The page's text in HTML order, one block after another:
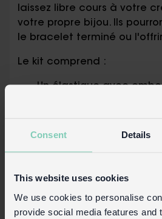
Consent Details
This website uses cookies
We use cookies to personalise
provide social media features and
laissez libre cours à votre
votre propre bijou. Ils
le bracelet terminé ou
Le kit comprend :
Un élastique avec
pour faciliter l'enfilage
jardin, dont des fleurs,
(jaune, bleu sarcelle et
Conditionnement :